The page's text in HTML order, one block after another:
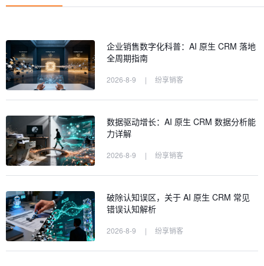
企业销售数字化科普：AI 原生 CRM 落地
全周期指南
2026-8-9 | 纷享销客
数据驱动增长：AI 原生 CRM 数据分析能
力详解
2026-8-9 | 纷享销客
破除认知误区，关于 AI 原生 CRM 常见
错误认知解析
2026-8-9 | 纷享销客